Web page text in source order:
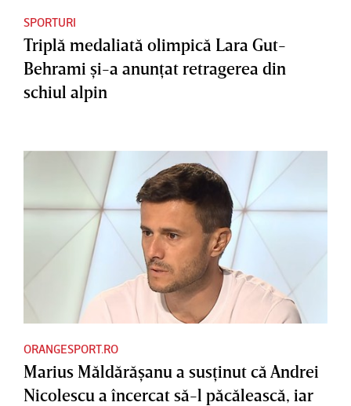
SPORTURI
Triplă medaliată olimpică Lara Gut-
Behrami şi-a anunţat retragerea din
schiul alpin
ORANGESPORT.RO
Marius Măldărăşanu a susţinut că Andrei
Nicolescu a încercat să-l păcălească, iar